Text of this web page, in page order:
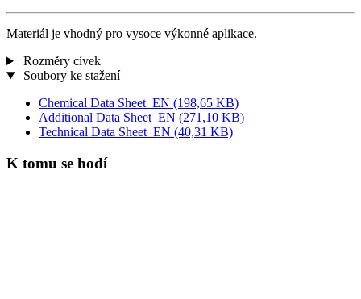
Materiál je vhodný pro vysoce výkonné aplikace.
Rozměry cívek
Soubory ke stažení
Chemical Data Sheet_EN (198,65 KB)
Additional Data Sheet_EN (271,10 KB)
Technical Data Sheet_EN (40,31 KB)
K tomu se hodí